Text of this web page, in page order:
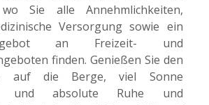
Sie alle Annehmlichkeiten,
Versorgung sowie ein
an Freizeit- und
finden. Genießen Sie den
auf die Berge, viel Sonne
und absolute Ruhe und